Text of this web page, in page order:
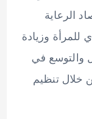
وزيادة
في